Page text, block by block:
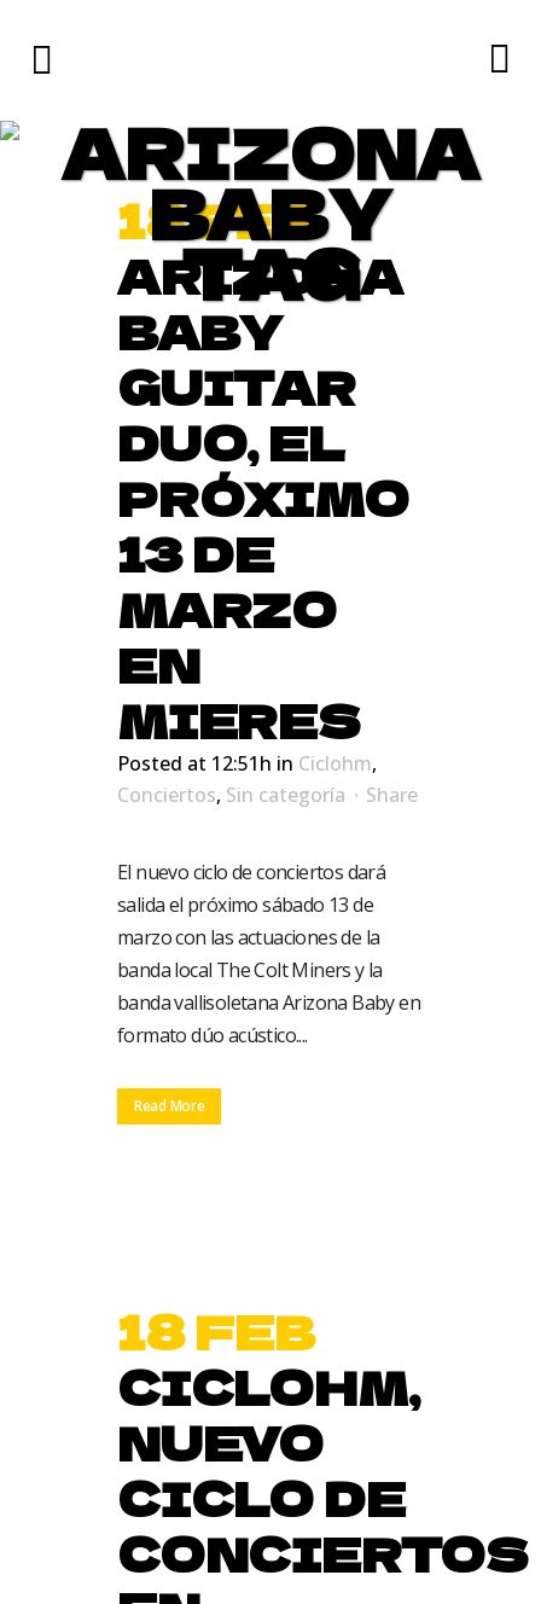
ARIZONA
BABY
TAG
18 FEB
ARIZONA
BABY
GUITAR
DUO, EL
PRÓXIMO
13 DE
MARZO
EN
MIERES
Posted at 12:51h in Ciclohm,
Conciertos, Sin categoría Share
El nuevo ciclo de conciertos dará
salida el próximo sábado 13 de
marzo con las actuaciones de la
banda local The Colt Miners y la
banda vallisoletana Arizona Baby en
formato dúo acústico....
Read More
18 FEB
CICLOHM,
NUEVO
CICLO DE
CONCIERTOS